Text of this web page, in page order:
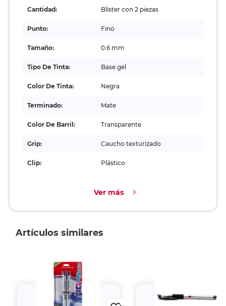
Cantidad: Blíster con 2 piezas
Punto: Fino
Tamaño: 0.6 mm
Tipo De Tinta: Base gel
Color De Tinta: Negra
Terminado: Mate
Color De Barril: Transparente
Grip: Caucho texturizado
Clip: Plástico
Ver más
Artículos similares